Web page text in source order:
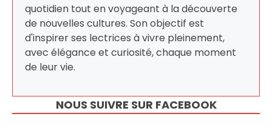
quotidien tout en voyageant à la découverte
de nouvelles cultures. Son objectif est
d'inspirer ses lectrices à vivre pleinement,
avec élégance et curiosité, chaque moment
de leur vie.
NOUS SUIVRE SUR FACEBOOK